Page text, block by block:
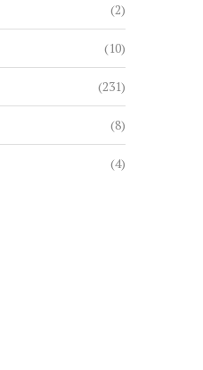
AYA NAKAMURA ET LE
7 août 2026
(2)
(10)
(231)
(8)
(4)